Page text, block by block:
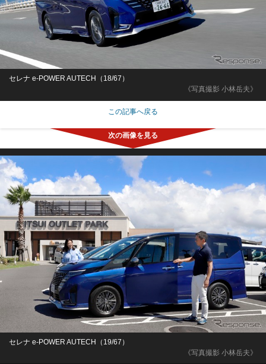
《写真撮影 小林岳夫》
セレナ e-POWER AUTECH（18/67）
この記事へ戻る
《写真撮影 小林岳夫》
セレナ e-POWER AUTECH（19/67）